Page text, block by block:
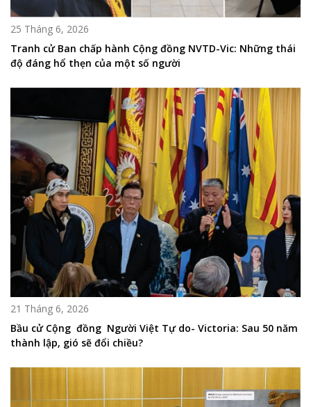
25 Tháng 6, 2026
Tranh cử Ban chấp hành Cộng đồng NVTD-Vic: Những thái
độ đáng hổ thẹn của một số người
21 Tháng 6, 2026
Bầu cử Cộng đồng Người Việt Tự do- Victoria: Sau 50 năm
thành lập, gió sẽ đổi chiều?